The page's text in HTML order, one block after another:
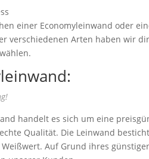
einer Economyleinwand oder
verschiedenen Arten haben wir
handelt es sich um eine
Qualität. Die Leinwand
Auf Grund ihres